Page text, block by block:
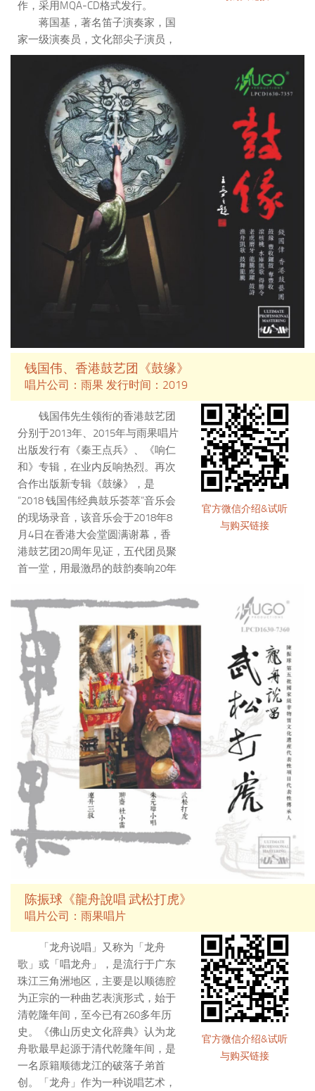
作，采用MQA-CD格式发行。
蒋国基，著名笛子演奏家，国
家一级演奏员，文化部尖子演员，
国务院津贴享受者。曾任浙江民族
乐团团长，笛子独奏演员。现为中
国音乐家协会会员、中国民族管弦
乐学会常务理事、中国音乐家协会
竹笛协会副会长、浙江省民族管弦
乐学会会长、浙江省音乐家协会顾
问、上海音乐学院一流学科特聘教
郑迪，新生代演奏家。2001年
出生于杭州，从小跟随外公蒋国基
先生学习，2017年以专业第一名的
优异成绩考取上海音乐学院附中，
师从著名竹笛演奏家唐俊乔教授。
曾获2012年CCTV民族器乐大赛优
秀奖，香港特长生全国邀请赛特金
钱国伟、香港鼓艺团《鼓缘》
唱片公司：雨果 发行时间：2019
钱国伟先生领衔的香港鼓艺团
分别于2013年、2015年与雨果唱片
出版发行有《秦王点兵》、《响仁
和》专辑，在业内反响热烈。再次
合作出版新专辑《鼓缘》，是
“2018 钱国伟经典鼓乐荟萃”音乐会
的现场录音，该音乐会于2018年8
月4日在香港大会堂圆满谢幕，香
港鼓艺团20周年见证，五代团员聚
首一堂，用最激昂的鼓韵奏响20年
会现场使用台湾鼓艺师王锡坤师傅
精心制作一个工序长达12年的原木
一米大鼓，及一批精炼的响仁和小
鼓，在钱国伟的鼓槌下排山倒海之
势惊天地泣鬼神，再加上雨果后期
采用最新的UPM母带处理技术，一
定会是发烧友的必备天碟。
官方微信介绍&试听
与购买链接
陈振球《龍舟說唱 武松打虎》
唱片公司：雨果唱片
「龙舟说唱」又称为「龙舟
歌」或「唱龙舟」，是流行于广东
珠江三角洲地区，主要是以顺德腔
为正宗的一种曲艺表演形式，始于
清乾隆年间，至今已有260多年历
史。《佛山历史文化辞典》认为龙
舟歌最早起源于清代乾隆年间，是
一名原籍顺德龙江的破落子弟首
创。「龙舟」作为一种说唱艺术，
官方微信介绍&试听
与购买链接